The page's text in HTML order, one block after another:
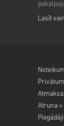
Lasīt
Atruna »